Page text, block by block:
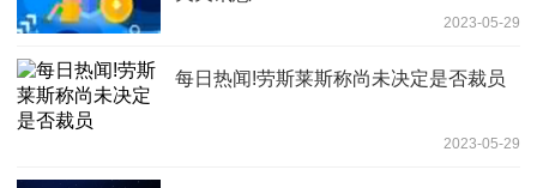
2023-05-29
每日热闻!劳斯莱斯称尚未决定是否裁员
2023-05-29